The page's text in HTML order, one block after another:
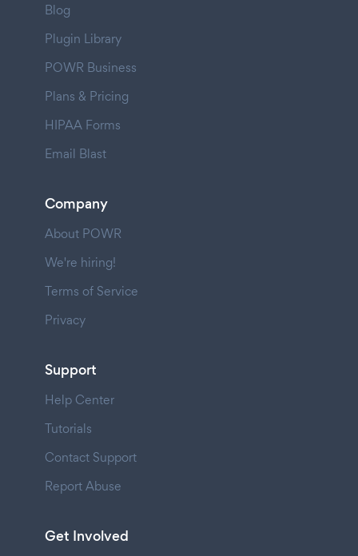
Blog
Plugin Library
POWR Business
Plans & Pricing
HIPAA Forms
Email Blast
Company
About POWR
We're hiring!
Terms of Service
Privacy
Support
Help Center
Tutorials
Contact Support
Report Abuse
Get Involved